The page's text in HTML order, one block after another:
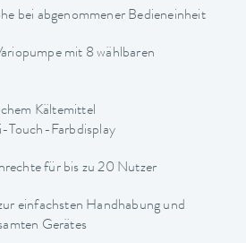
bei abgenommener Bedieneinheit
mit 8 wählbaren
Kältemittel
Touch-Farbdisplay
für bis zu 20 Nutzer
einfachsten Handhabung und
Gerätes